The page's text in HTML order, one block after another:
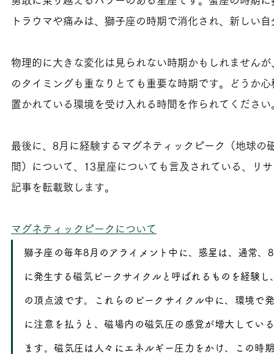
トラウマや痛みは、獅子座の時期で消化され、新しい
物理的に大きな変化は見られない時期かもしれません
のタイミングも重なりとても重要な時期です。どうか
置かれている環境を受け入れる時間を作られてください
最後に、8月に経験するマグネティックピーク（地球の
間）について、13星座についても言及されている、リ
記事を転載致します。
マグネティックピークについて
獅子座の毎年8月のアライメント中に、惑星は、通常、
に発生する磁気ピークサイクルと呼ばれるものを経験
の頂点波です。これらのピークサイクル中に、環境で
に注意を払うと、磁場内の磁気圧の感覚が増大してい
ます。磁気圧は人々にエネルギー圧力をかけ、この時